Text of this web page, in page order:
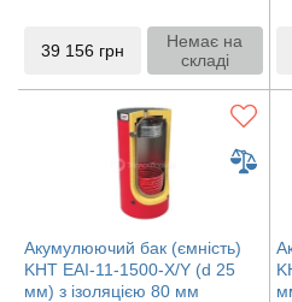
39 156 грн
Немає на
складі
Акумулюючий бак (ємність)
KHT EAI-11-1500-X/Y (d 25
мм) з ізоляцією 80 мм